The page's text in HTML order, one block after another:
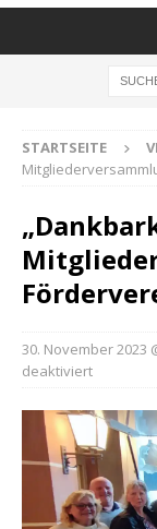
STARTSEITE
30. November 2023
deaktiviert